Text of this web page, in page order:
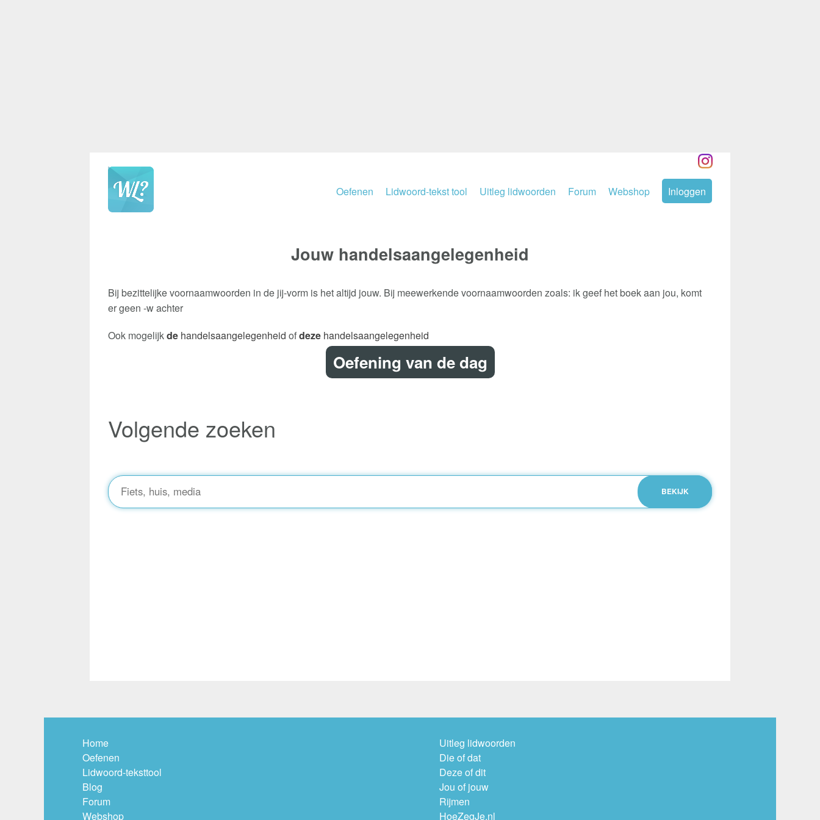
Oefenen Lidwoord-tekst tool Uitleg lidwoorden Forum Webshop Inloggen
Jouw handelsaangelegenheid
Bij bezittelijke voornaamwoorden in de jij-vorm is het altijd jouw. Bij meewerkende voornaamwoorden zoals: ik geef het boek aan jou, komt
er geen -w achter
Ook mogelijkde handelsaangelegenheid ofdeze handelsaangelegenheid
Oefening van de dag
Volgende zoeken
Home
Oefenen
Lidwoord-teksttool
Blog
Forum
Webshop
Uitleg lidwoorden
Die of dat
Deze of dit
Jou of jouw
Rijmen
HoeZegJe.nl